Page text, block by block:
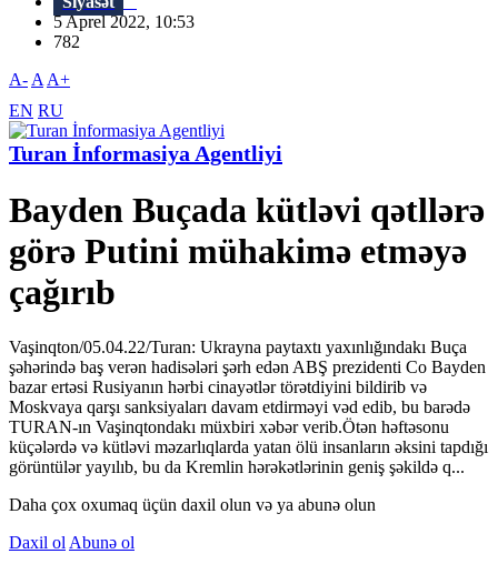
5 Aprel 2022, 10:53
782
A- A A+
EN RU
Turan İnformasiya Agentliyi
Bayden Buçada kütləvi qətllərə
görə Putini mühakimə etməyə
çağırıb
Vaşinqton/05.04.22/Turan: Ukrayna paytaxtı yaxınlığındakı Buça
şəhərində baş verən hadisələri şərh edən ABŞ prezidenti Co Bayden
bazar ertəsi Rusiyanın hərbi cinayətlər törətdiyini bildirib və
Moskvaya qarşı sanksiyaları davam etdirməyi vəd edib, bu barədə
TURAN-ın Vaşinqtondakı müxbiri xəbər verib.Ötən həftəsonu
küçələrdə və kütləvi məzarlıqlarda yatan ölü insanların əksini tapdığı
görüntülər yayılıb, bu da Kremlin hərəkətlərinin geniş şəkildə q...
Daha çox oxumaq üçün daxil olun və ya abunə olun
Daxil ol Abunə ol